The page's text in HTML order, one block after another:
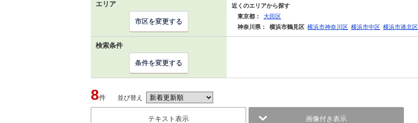
エリア
近くのエリアから探す
東京都：
大田区
神奈川県：
横浜市鶴見区 横浜市神奈川区 横浜市中区 横浜市港北区
市区を変更する
検索条件
条件を変更する
8件 並び替え
テキスト表示 画像付き表示